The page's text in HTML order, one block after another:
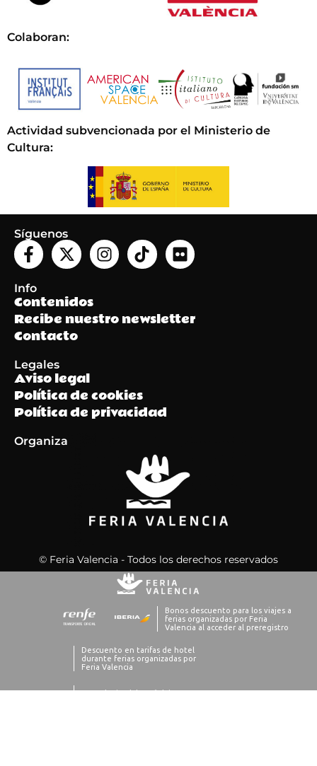
Colaboran:
Actividad subvencionada por el Ministerio de
Cultura:
Síguenos
Info
Contenidos
Recibe nuestro newsletter
Contacto
Legales
Aviso legal
Política de cookies
Política de privacidad
Organiza
© Feria Valencia - Todos los derechos reservados